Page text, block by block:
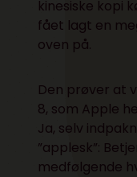
kinesiske kopi
fået lagt en
oven på.
Den prøver at
8, som Apple
Ja, selv
”applesk”:
medfølgende